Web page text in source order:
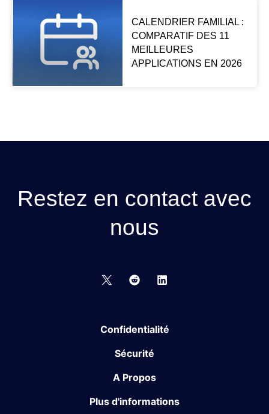
CALENDRIER FAMILIAL :
COMPARATIF DES 11
MEILLEURES
APPLICATIONS EN 2026
Restez en contact avec
nous
Confidentialité
Sécurité
A Propos
Plus d'informations